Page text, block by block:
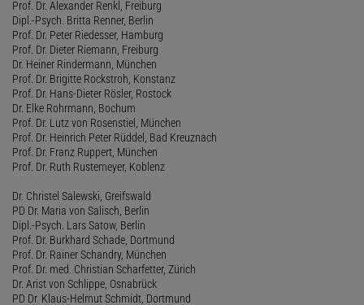
Prof. Dr. Alexander Renkl, Freiburg
Dipl.-Psych. Britta Renner, Berlin
Prof. Dr. Peter Riedesser, Hamburg
Prof. Dr. Dieter Riemann, Freiburg
Dr. Heiner Rindermann, München
Prof. Dr. Brigitte Rockstroh, Konstanz
Prof. Dr. Hans-Dieter Rösler, Rostock
Dr. Elke Rohrmann, Bochum
Prof. Dr. Lutz von Rosenstiel, München
Prof. Dr. Heinrich Peter Rüddel, Bad Kreuznach
Prof. Dr. Franz Ruppert, München
Prof. Dr. Ruth Rustemeyer, Koblenz
Dr. Christel Salewski, Greifswald
PD Dr. Maria von Salisch, Berlin
Dipl.-Psych. Lars Satow, Berlin
Prof. Dr. Burkhard Schade, Dortmund
Prof. Dr. Rainer Schandry, München
Prof. Dr. med. Christian Scharfetter, Zürich
Dr. Arist von Schlippe, Osnabrück
PD Dr. Klaus-Helmut Schmidt, Dortmund